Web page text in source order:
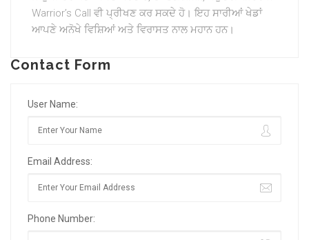
Warrior’s Call ਵੀ ਪ੍ਰੀਖਣ ਕਰ ਸਕਦੇ ਹੋ। ਇਹ ਸਾਰੀਆਂ ਖੇਡਾਂ
ਆਪਣੇ ਅਨੋਖੇ ਵਿਸ਼ਿਆਂ ਅਤੇ ਵਿਰਾਸਤ ਨਾਲ ਮਹਾਨ ਹਨ।
Contact Form
User Name:
Email Address:
Phone Number: